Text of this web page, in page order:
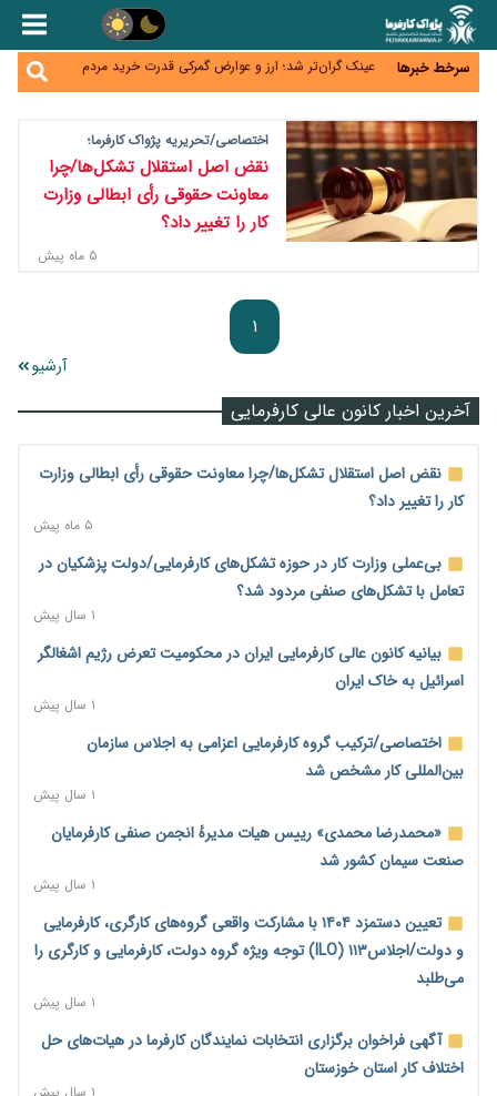
سرخط خبرها
کنترل ترازنامه بانک‌ها؛ شمشیر دولبه مهار تورم و تأمین
مالی تولید
عینک گران‌تر شد؛ ارز و عوارض گمرکی قدرت خرید مردم
اطمینان وزیر جهاد از تأمین کالاهای اساسی؛ «نگران
پیام‌رسان‌های ایرانی در مسیر ورود به بورس؛ عرضه اولیه
یک شرکت هوش مصنوعی در راه است
هشدار درباره کاهش عرضه مسکن اجاره‌ای؛ دولت
واحدهای خود را وارد بازار کند
اختصاصی/تحریریه پژواک کارفرما؛
نقض اصل استقلال تشکل‌ها/چرا
معاونت حقوقی رأی ابطالی وزارت
کار را تغییر داد؟
۵ ماه پیش
۱
آرشیو
آخرین اخبار کانون عالی کارفرمایی
نقض اصل استقلال تشکل‌ها/چرا معاونت حقوقی رأی ابطالی وزارت
کار را تغییر داد؟
۵ ماه پیش
بی‌عملی وزارت کار در حوزه تشکل‌های کارفرمایی/دولت پزشکیان در
تعامل با تشکل‌های صنفی مردود شد؟
۱ سال پیش
بیانیه کانون عالی کارفرمایی ایران در محکومیت تعرض رژیم اشغالگر
اسرائیل به خاک ایران
۱ سال پیش
اختصاصی/ترکیب گروه کارفرمایی اعزامی به اجلاس سازمان
بین‌المللی کار مشخص شد
۱ سال پیش
«محمدرضا محمدی» رییس هیات مدیرهٔ انجمن صنفی کارفرمایان
صنعت سیمان کشور شد
۱ سال پیش
تعیین دستمزد ۱۴۰۴ با مشارکت واقعی گروه‌های کارگری، کارفرمایی
و دولت/اجلاس۱۱۳ (ILO) توجه ویژه گروه دولت، کارفرمایی و کارگری را
می‌طلبد
۱ سال پیش
آگهی فراخوان برگزاری انتخابات نمایندگان کارفرما در هیات‌های حل
اختلاف کار استان خوزستان
۱ سال پیش